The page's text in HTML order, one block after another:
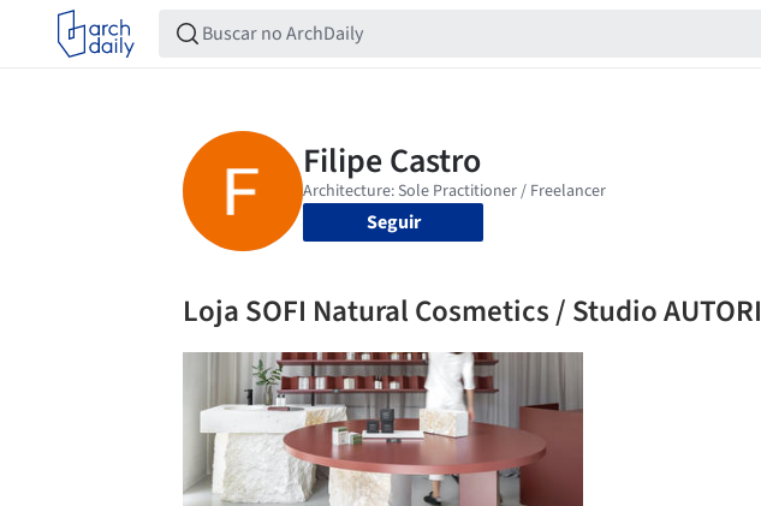
Seguir
Loja SOFI Natural Cosmetics / Studio AUTORI